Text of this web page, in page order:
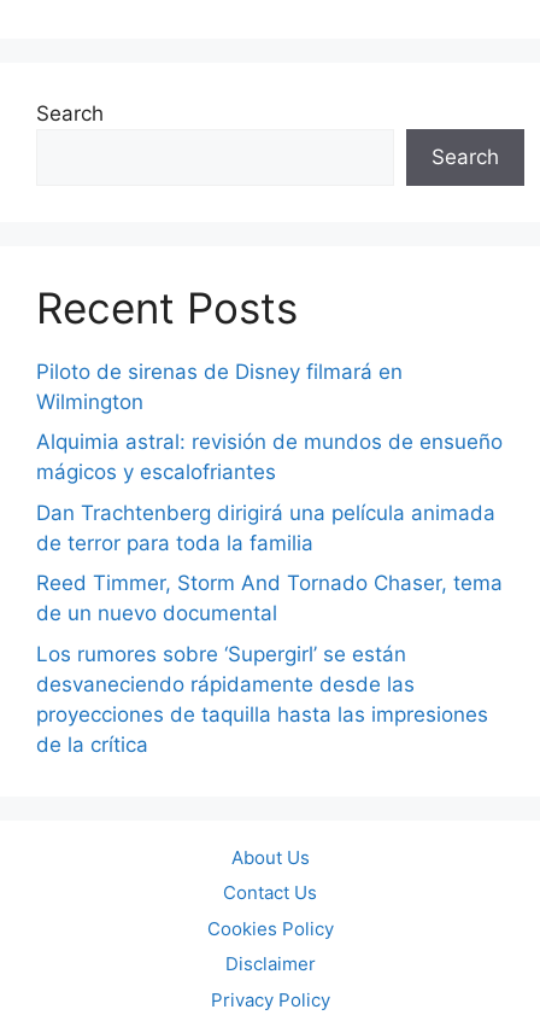
Search
Search
Recent Posts
Piloto de sirenas de Disney filmará en
Wilmington
Alquimia astral: revisión de mundos de ensueño
mágicos y escalofriantes
Dan Trachtenberg dirigirá una película animada
de terror para toda la familia
Reed Timmer, Storm And Tornado Chaser, tema
de un nuevo documental
Los rumores sobre ‘Supergirl’ se están
desvaneciendo rápidamente desde las
proyecciones de taquilla hasta las impresiones
de la crítica
About Us
Contact Us
Cookies Policy
Disclaimer
Privacy Policy